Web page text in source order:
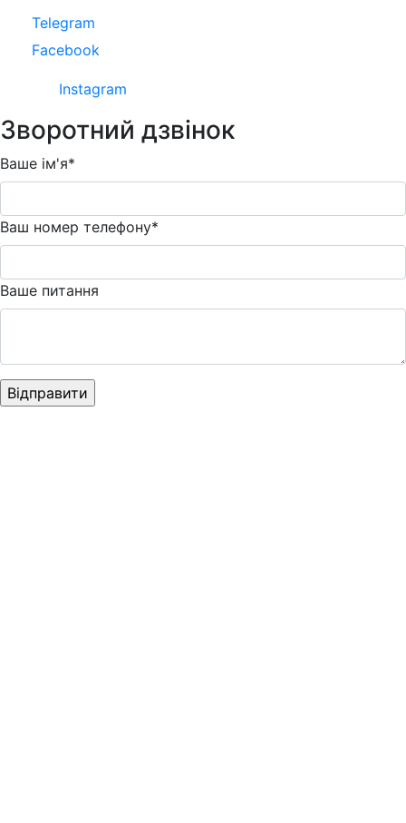
Telegram
Facebook
Instagram
Зворотний дзвінок
Ваше ім'я*
Ваш номер телефону*
Ваше питання